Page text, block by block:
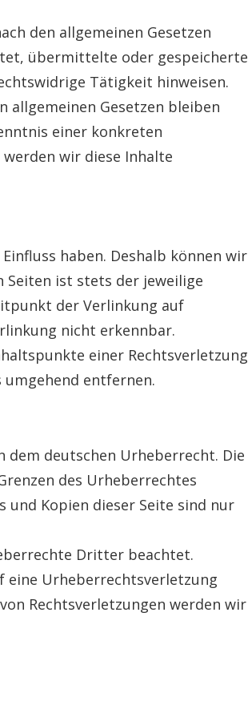
den allgemeinen Gesetzen
übermittelte oder gespeicherte
Tätigkeit hinweisen.
Gesetzen bleiben
einer konkreten
wir diese Inhalte
haben. Deshalb können wir
Seiten ist stets der jeweilige
der Verlinkung auf
nicht erkennbar.
einer Rechtsverletzung
entfernen.
deutschen Urheberrecht. Die
des Urheberrechtes
Kopien dieser Seite sind nur
Dritter beachtet.
eine Urheberrechtsverletzung
Rechtsverletzungen werden wir